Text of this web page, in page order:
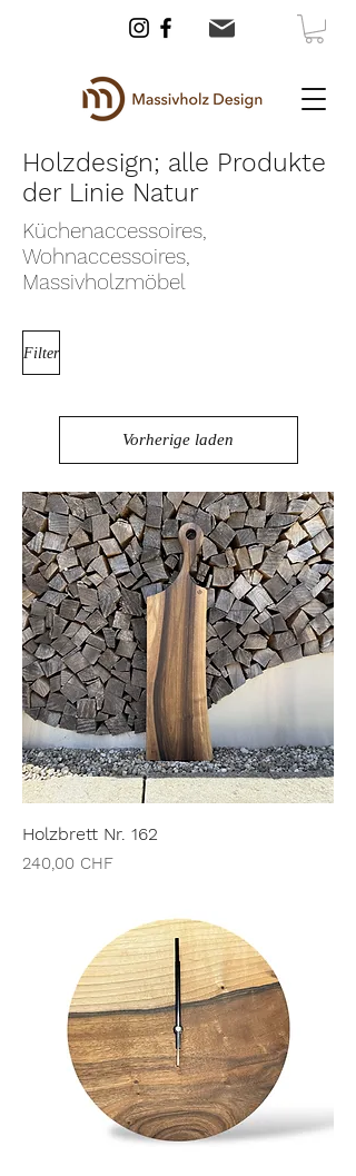
Holzdesign; alle Produkte
der Linie Natur
Küchenaccessoires,
Wohnaccessoires,
Massivholzmöbel
Filter
Vorherige laden
Holzbrett Nr. 162
Preis
240,00 CHF